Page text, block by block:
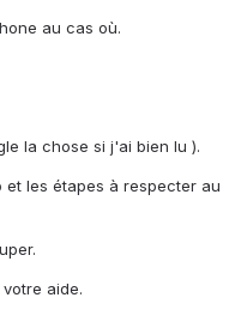
au cas où.
la chose si j'ai bien lu ).
les étapes à respecter au
aide.